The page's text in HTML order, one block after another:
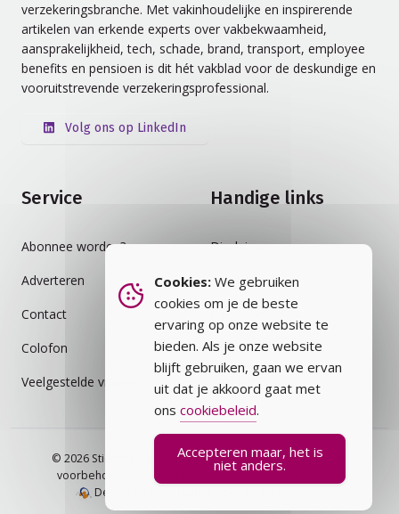
verzekeringsbranche. Met vakinhoudelijke en inspirerende
artikelen van erkende experts over vakbekwaamheid,
aansprakelijkheid, tech, schade, brand, transport, employee
benefits en pensioen is dit hét vakblad voor de deskundige en
vooruitstrevende verzekeringsprofessional.
Volg ons op LinkedIn
Service
Abonnee worden?
Adverteren
Contact
Colofon
Veelgestelde vragen
Handige links
Disclaimer
Auteursrecht
Cookiebeleid
Privacybeleid
Vakblad
© 2026 Stichting Assurantie Registratie (SAR) - alle rechten
voorbehouden.
Veelgestelde vragen
Privacybeleid
Design en ontwikkeling door RV Productions.
Cookies: We gebruiken
cookies om je de beste
ervaring op onze website te
bieden. Als je onze website
blijft gebruiken, gaan we ervan
uit dat je akkoord gaat met
ons cookiebeleid.
Accepteren maar, het is
niet anders.